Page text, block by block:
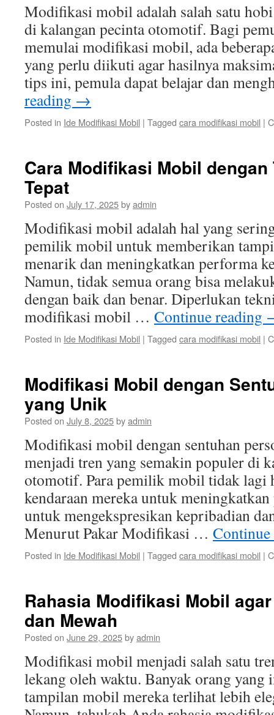
Modifikasi mobil adalah salah satu
di kalangan pecinta otomotif. Bagi
memulai modifikasi mobil, ada
yang perlu diikuti agar hasilnya
tips ini, pemula dapat belajar dan
reading →
Posted in Ide Modifikasi Mobil | Tagged cara modifikasi mobil |
Cara Modifikasi Mobil
Tepat
Posted on July 17, 2025byadmin
Modifikasi mobil adalah hal yang
pemilik mobil untuk memberikan
menarik dan meningkatkan performa
Namun, tidak semua orang bisa
dengan baik dan benar. Diperlukan
modifikasi mobil … Continue reading
Posted in Ide Modifikasi Mobil | Tagged cara modifikasi mobil |
Modifikasi Mobil dengan
yang Unik
Posted on July 8, 2025byadmin
Modifikasi mobil dengan sentuhan
menjadi tren yang semakin populer di
otomotif. Para pemilik mobil tidak lagi
kendaraan mereka untuk
untuk mengekspresikan kepribadian
Menurut Pakar Modifikasi …
Posted in Ide Modifikasi Mobil | Tagged cara modifikasi mobil |
Rahasia Modifikasi Mobil
dan Mewah
Posted on June 29, 2025byadmin
Modifikasi mobil menjadi salah satu
lekang oleh waktu. Banyak orang yang
tampilan mobil mereka terlihat lebih